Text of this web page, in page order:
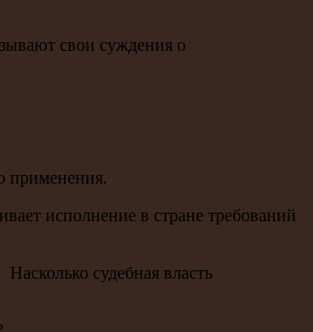
свои суждения о
применения.
исполнение в стране требований
судебная власть